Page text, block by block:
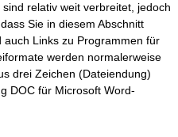
relativ weit verbreitet, jedoch
Sie in diesem Abschnitt
Links zu Programmen für
werden normalerweise
drei Zeichen (Dateiendung)
DOC für Microsoft Word-